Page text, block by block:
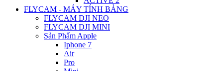
FLYCAM - MÁY TÍNH BẢNG
FLYCAM DJI NEO
FLYCAM DJI MINI
Sản Phẩm Apple
Iphone 7
Air
Pro